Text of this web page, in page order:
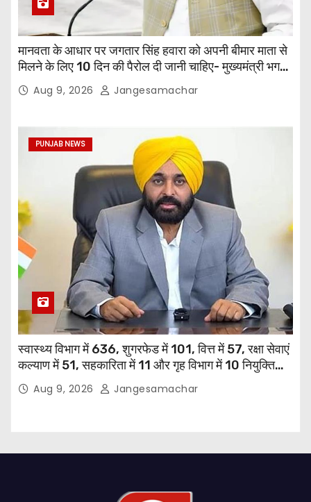
मानवता के आधार पर जगतार सिंह हवारा को अपनी बीमार माता से
मिलने के लिए 10 दिन की पैरोल दी जानी चाहिए- मुख्यमंत्री भगवंत
सिंह मानAug 9, 2026 Jangesamachar
PUNJAB NEWS
स्वास्थ्य विभाग में 636, शुगरफेड में 101, वित्त में 57, रक्षा सेवाएं
कल्याण में 51, सहकारिता में 11 और गृह विभाग में 10 नियुक्तियां
हुईं: मुख्यमंत्री भगवंत सिंह मान
Aug 9, 2026 Jangesamachar